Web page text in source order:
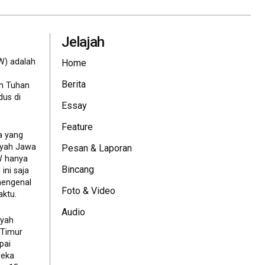
adalah
Tuhan
di
yang
Jawa
hanya
ini saja
Jelajah
Home
Berita
Essay
Feature
Pesan & Laporan
Bincang
Foto & Video
Audio